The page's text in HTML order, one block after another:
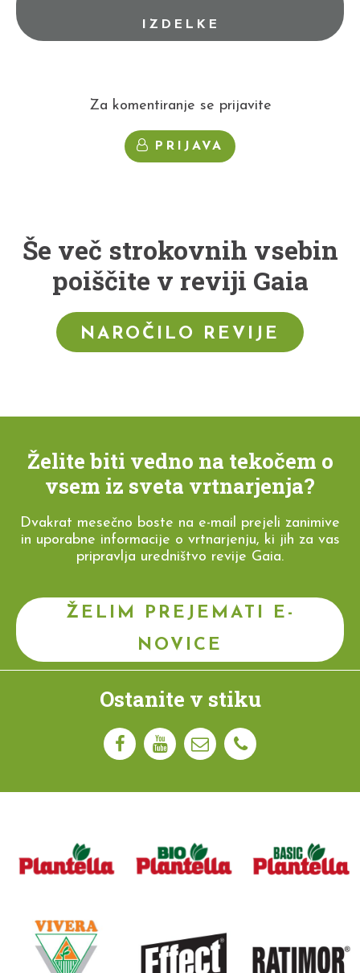
IZDELKE
Za komentiranje se prijavite
PRIJAVA
Še več strokovnih vsebin
poiščite v reviji Gaia
NAROČILO REVIJE
Želite biti vedno na tekočem o
vsem iz sveta vrtnarjenja?
Dvakrat mesečno boste na e-mail prejeli zanimive
in uporabne informacije o vrtnarjenju, ki jih za vas
pripravlja uredništvo revije Gaia.
ŽELIM PREJEMATI E-
NOVICE
Ostanite v stiku